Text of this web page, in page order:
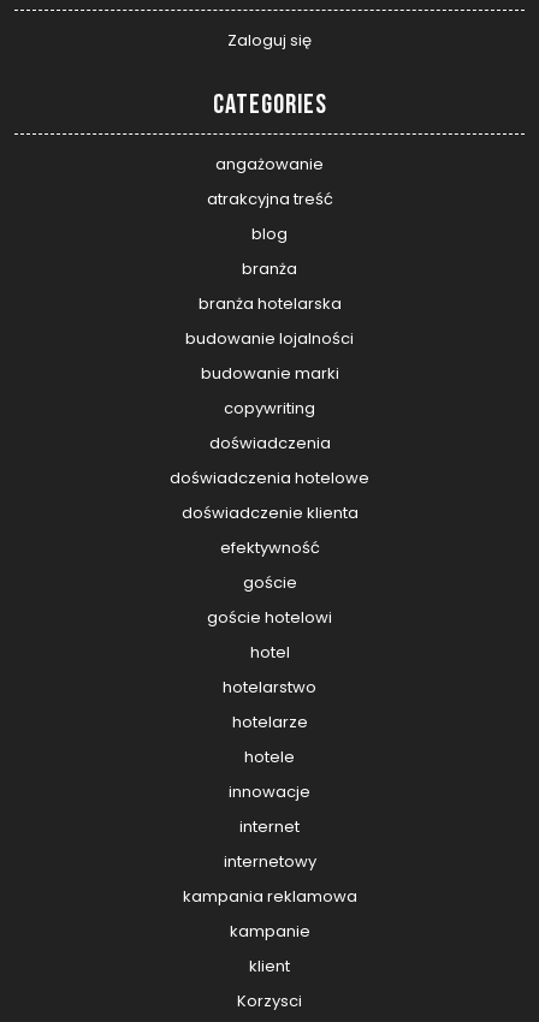
Zaloguj się
Categories
angażowanie
atrakcyjna treść
blog
branża
branża hotelarska
budowanie lojalności
budowanie marki
copywriting
doświadczenia
doświadczenia hotelowe
doświadczenie klienta
efektywność
goście
goście hotelowi
hotel
hotelarstwo
hotelarze
hotele
innowacje
internet
internetowy
kampania reklamowa
kampanie
klient
Korzysci